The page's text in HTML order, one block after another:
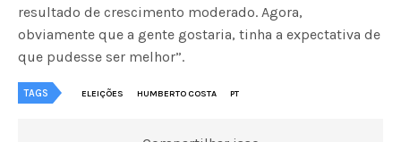
resultado de crescimento moderado. Agora,
obviamente que a gente gostaria, tinha a expectativa de
que pudesse ser melhor”.
TAGS ELEIÇÕES HUMBERTO COSTA PT